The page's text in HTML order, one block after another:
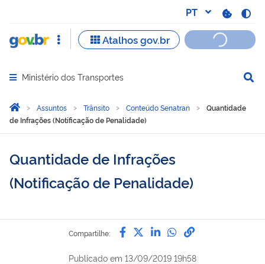
Abrir menu principal de navegação
Ministério dos Transportes
Você está aqui:
Página Inicial
Assuntos Trânsito Conteúdo Senatran
Quantidade
de Infrações (Notificação de Penalidade)
Quantidade de Infrações
(Notificação de Penalidade)
Compartilhe: Compartilhe por Facebook
Compartilhe por Twitter
Compartilhe por
Compartilhe
link para
Publicado em 13/09/2019 19h58